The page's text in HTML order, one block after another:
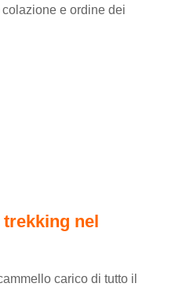
e ordine dei
nel
carico di tutto il